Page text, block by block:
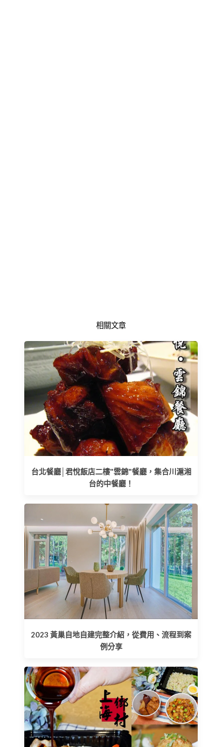
相關文章
台北餐廳│君悅飯店二樓"雲錦"餐廳，集合川滬湘
台的中餐廳！
2023 黃巢自地自建完整介紹，從費用、流程到案
例分享